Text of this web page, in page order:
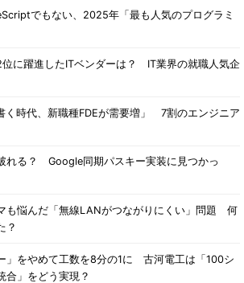
でもない、2025年「最も人気のプログラミ
に躍進したITベンダーは？ IT業界の就職人気企
く時代、新職種FDEが需要増」 7割のエンジニア
れる？ Google同期パスキー実装に見つかっ
も悩んだ「無線LANがつながりにくい」問題 何
？
」をやめて工数を8分の1に 古河電工は「100シ
合」をどう実現？